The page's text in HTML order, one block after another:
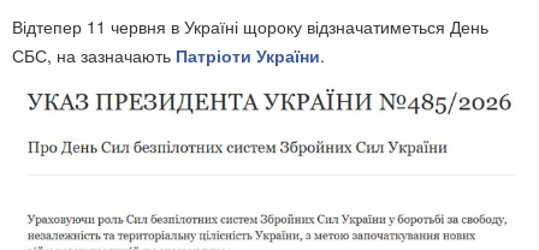
Відтепер 11 червня в Україні щороку відзначатиметься День
СБС, на зазначають Патріоти України.